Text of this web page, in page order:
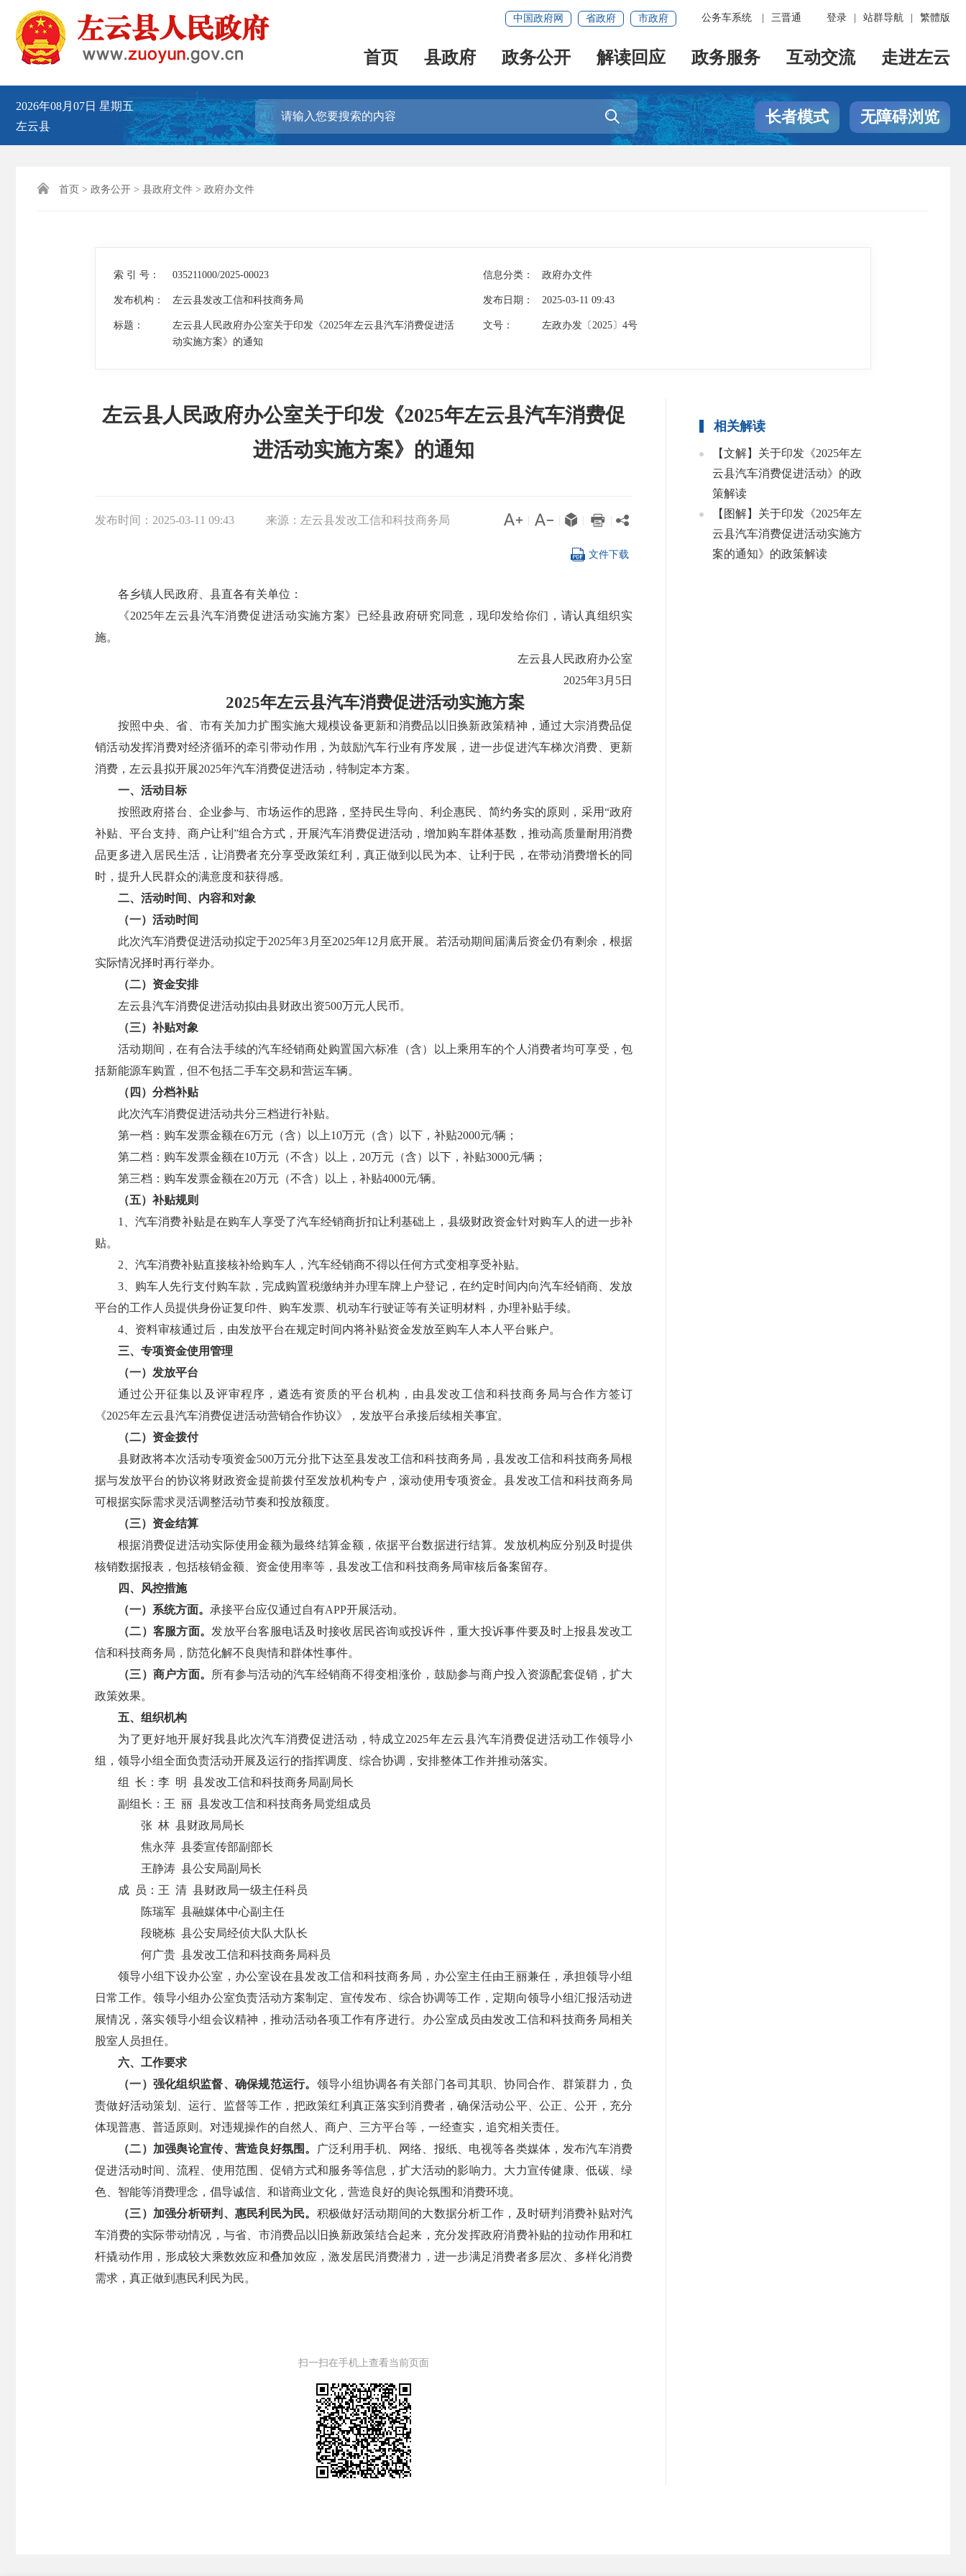
登录 站群导航 繁體版
公务车系统 三晋通
中国政府网 省政府 市政府
首页 县政府 政务公开 解读回应 政务服务 互动交流 走进左云
2026年08月07日 星期五
左云县
 长者模式 无障碍浏览
 首页 > 政务公开 > 县政府文件 > 政府办文件
索 引 号： 035211000/2025-00023 信息分类： 政府办文件
发布机构： 左云县发改工信和科技商务局 发布日期： 2025-03-11 09:43
标题：
左云县人民政府办公室关于印发《2025年左云县汽车消费促进活
动实施方案》的通知
文号： 左政办发〔2025〕4号
左云县人民政府办公室关于印发《2025年左云县汽车消费促
进活动实施方案》的通知
发布时间： 2025-03-11 09:43 来源： 左云县发改工信和科技商务局     
 文件下载
各乡镇人民政府、县直各有关单位：
《2025年左云县汽车消费促进活动实施方案》已经县政府研究同意，现印发给你们，请认真组织实
施。
左云县人民政府办公室
2025年3月5日
2025年左云县汽车消费促进活动实施方案
按照中央、省、市有关加力扩围实施大规模设备更新和消费品以旧换新政策精神，通过大宗消费品促
销活动发挥消费对经济循环的牵引带动作用，为鼓励汽车行业有序发展，进一步促进汽车梯次消费、更新
消费，左云县拟开展2025年汽车消费促进活动，特制定本方案。
一、活动目标
按照政府搭台、企业参与、市场运作的思路，坚持民生导向、利企惠民、简约务实的原则，采用“政府
补贴、平台支持、商户让利”组合方式，开展汽车消费促进活动，增加购车群体基数，推动高质量耐用消费
品更多进入居民生活，让消费者充分享受政策红利，真正做到以民为本、让利于民，在带动消费增长的同
时，提升人民群众的满意度和获得感。
二、活动时间、内容和对象
（一）活动时间
此次汽车消费促进活动拟定于2025年3月至2025年12月底开展。若活动期间届满后资金仍有剩余，根据
实际情况择时再行举办。
（二）资金安排
左云县汽车消费促进活动拟由县财政出资500万元人民币。
（三）补贴对象
活动期间，在有合法手续的汽车经销商处购置国六标准（含）以上乘用车的个人消费者均可享受，包
括新能源车购置，但不包括二手车交易和营运车辆。
（四）分档补贴
此次汽车消费促进活动共分三档进行补贴。
第一档：购车发票金额在6万元（含）以上10万元（含）以下，补贴2000元/辆；
第二档：购车发票金额在10万元（不含）以上，20万元（含）以下，补贴3000元/辆；
第三档：购车发票金额在20万元（不含）以上，补贴4000元/辆。
（五）补贴规则
1、汽车消费补贴是在购车人享受了汽车经销商折扣让利基础上，县级财政资金针对购车人的进一步补
贴。
2、汽车消费补贴直接核补给购车人，汽车经销商不得以任何方式变相享受补贴。
3、购车人先行支付购车款，完成购置税缴纳并办理车牌上户登记，在约定时间内向汽车经销商、发放
平台的工作人员提供身份证复印件、购车发票、机动车行驶证等有关证明材料，办理补贴手续。
4、资料审核通过后，由发放平台在规定时间内将补贴资金发放至购车人本人平台账户。
三、专项资金使用管理
（一）发放平台
通过公开征集以及评审程序，遴选有资质的平台机构，由县发改工信和科技商务局与合作方签订
《2025年左云县汽车消费促进活动营销合作协议》，发放平台承接后续相关事宜。
（二）资金拨付
县财政将本次活动专项资金500万元分批下达至县发改工信和科技商务局，县发改工信和科技商务局根
据与发放平台的协议将财政资金提前拨付至发放机构专户，滚动使用专项资金。县发改工信和科技商务局
可根据实际需求灵活调整活动节奏和投放额度。
（三）资金结算
根据消费促进活动实际使用金额为最终结算金额，依据平台数据进行结算。发放机构应分别及时提供
核销数据报表，包括核销金额、资金使用率等，县发改工信和科技商务局审核后备案留存。
四、风控措施
（一）系统方面。 承接平台应仅通过自有APP开展活动。
（二）客服方面。 发放平台客服电话及时接收居民咨询或投诉件，重大投诉事件要及时上报县发改工
信和科技商务局，防范化解不良舆情和群体性事件。
（三）商户方面。
所有参与活动的汽车经销商不得变相涨价，鼓励参与商户投入资源配套促销，扩大
政策效果。
五、组织机构
为了更好地开展好我县此次汽车消费促进活动，特成立2025年左云县汽车消费促进活动工作领导小
组，领导小组全面负责活动开展及运行的指挥调度、综合协调，安排整体工作并推动落实。
组 长：李 明 县发改工信和科技商务局副局长
副组长：王 丽 县发改工信和科技商务局党组成员
张 林 县财政局局长
焦永萍 县委宣传部副部长
王静涛 县公安局副局长
成 员：王 清 县财政局一级主任科员
陈瑞军 县融媒体中心副主任
段晓栋 县公安局经侦大队大队长
何广贵 县发改工信和科技商务局科员
领导小组下设办公室，办公室设在县发改工信和科技商务局，办公室主任由王丽兼任，承担领导小组
日常工作。领导小组办公室负责活动方案制定、宣传发布、综合协调等工作，定期向领导小组汇报活动进
展情况，落实领导小组会议精神，推动活动各项工作有序进行。办公室成员由发改工信和科技商务局相关
股室人员担任。
六、工作要求
（一）强化组织监督、确保规范运行。 领导小组协调各有关部门各司其职、协同合作、群策群力，负
责做好活动策划、运行、监督等工作，把政策红利真正落实到消费者，确保活动公平、公正、公开，充分
体现普惠、普适原则。对违规操作的自然人、商户、三方平台等，一经查实，追究相关责任。
（二）加强舆论宣传、营造良好氛围。
广泛利用手机、网络、报纸、电视等各类媒体，发布汽车消费
促进活动时间、流程、使用范围、促销方式和服务等信息，扩大活动的影响力。大力宣传健康、低碳、绿
色、智能等消费理念，倡导诚信、和谐商业文化，营造良好的舆论氛围和消费环境。
（三）加强分析研判、惠民利民为民。 积极做好活动期间的大数据分析工作，及时研判消费补贴对汽
车消费的实际带动情况，与省、市消费品以旧换新政策结合起来，充分发挥政府消费补贴的拉动作用和杠
杆撬动作用，形成较大乘数效应和叠加效应，激发居民消费潜力，进一步满足消费者多层次、多样化消费
需求，真正做到惠民利民为民。
扫一扫在手机上查看当前页面
相关解读
【文解】关于印发《2025年左
云县汽车消费促进活动》的政
策解读
【图解】关于印发《2025年左
云县汽车消费促进活动实施方
案的通知》的政策解读